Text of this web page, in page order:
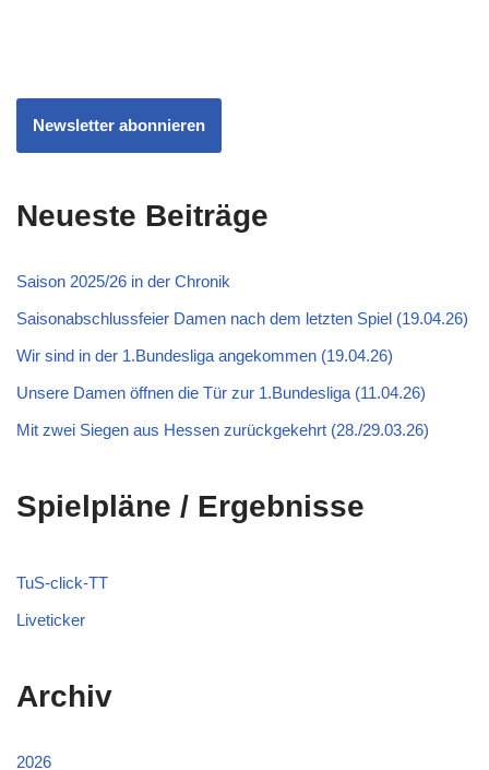
Newsletter abonnieren
Neueste Beiträge
Saison 2025/26 in der Chronik
Saisonabschlussfeier Damen nach dem letzten Spiel (19.04.26)
Wir sind in der 1.Bundesliga angekommen (19.04.26)
Unsere Damen öffnen die Tür zur 1.Bundesliga (11.04.26)
Mit zwei Siegen aus Hessen zurückgekehrt (28./29.03.26)
Spielpläne / Ergebnisse
TuS-click-TT
Liveticker
Archiv
2026